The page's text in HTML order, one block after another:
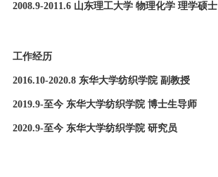
2008.9-2011.6 山东理工大学 物理化学 理学硕士
工作经历
2016.10-2020.8 东华大学纺织学院 副教授
2019.9-至今 东华大学纺织学院 博士生导师
2020.9-至今 东华大学纺织学院 研究员